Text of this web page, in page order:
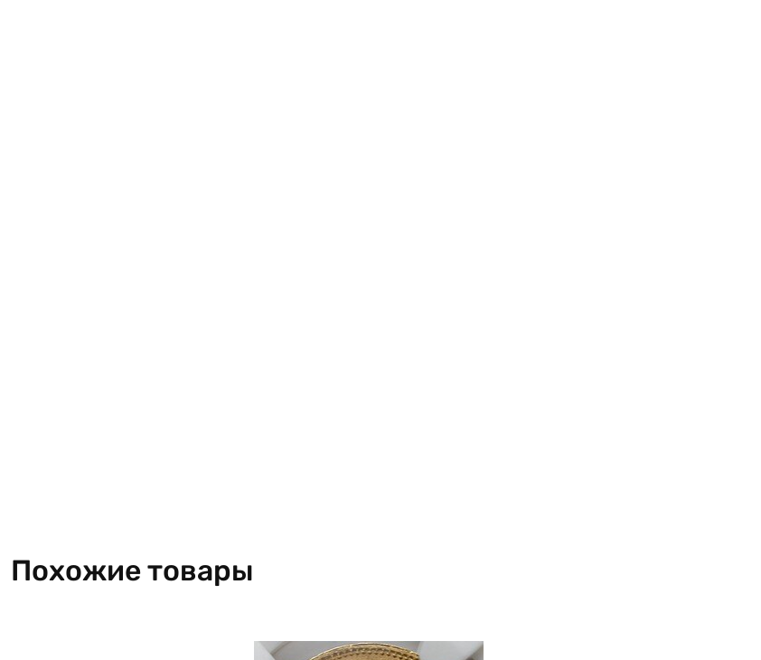
Похожие товары